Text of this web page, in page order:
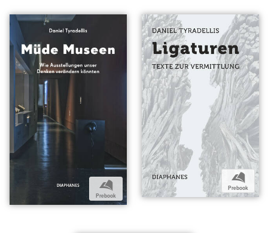
b
Prebook
b
Prebook